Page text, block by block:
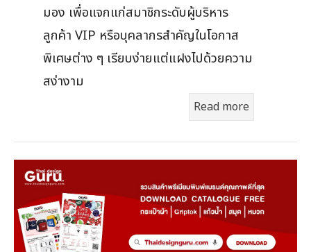
มอง เพื่อแจกแก่สมาชิกระดับผู้บริหาร
ลูกค้า VIP หรือบุคลากรสำคัญในโอกาส
พิเศษต่าง ๆ เรียบง่ายแต่แฝงไปด้วยความ
สง่างาม
Read more